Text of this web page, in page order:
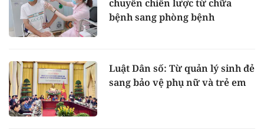
chuyển chiến lược từ chữa
bệnh sang phòng bệnh
Luật Dân số: Từ quản lý sinh đẻ
sang bảo vệ phụ nữ và trẻ em